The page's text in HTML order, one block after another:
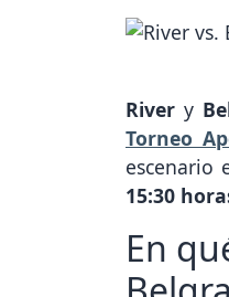
River y
Torneo
escenario
15:30
En